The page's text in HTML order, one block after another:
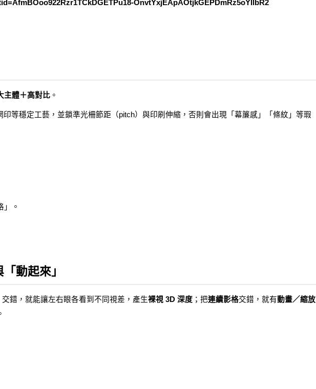
OnvtYxjEApAOtjkGEPDmRz5oYIlbR2
主體＋高對比 。
印等穩定工藝，並鎖準光柵節距（pitch）與印刷伸縮，否則會出現「幕簾感」「條紋」等瑕
」。
動起來」
錯，就能讓左右眼各看到不同視差，產生裸視 3D 深度 ；把連續影格交錯，就有動畫／縮放